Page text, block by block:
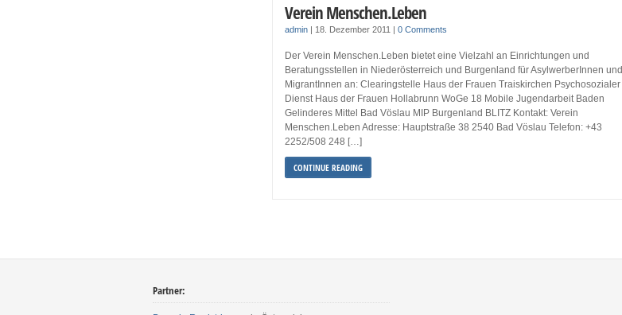
Verein Menschen.Leben
admin | 18. Dezember 2011 |0 Comments
Der Verein Menschen.Leben bietet eine Vielzahl an Einrichtungen und
Beratungsstellen in Niederösterreich und Burgenland für AsylwerberInnen und
MigrantInnen an: Clearingstelle Haus der Frauen Traiskirchen Psychosozialer
Dienst Haus der Frauen Hollabrunn WoGe 18 Mobile Jugendarbeit Baden
Gelinderes Mittel Bad Vöslau MIP Burgenland BLITZ Kontakt: Verein
Menschen.Leben Adresse: Hauptstraße 38 2540 Bad Vöslau Telefon: +43
2252/508 248 […]
CONTINUE READING
Partner: